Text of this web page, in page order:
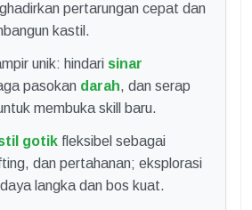
pertarungan cepat dan
kastil.
unik: hindari sinar
pasokan darah, dan serap
membuka skill baru.
gotik fleksibel sebagai
dan pertahanan; eksplorasi
langka dan bos kuat.